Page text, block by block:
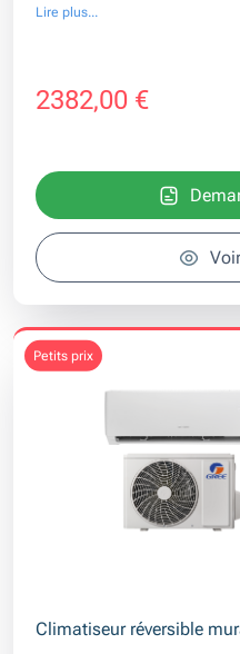
Lire plus...
2382,00 €
petits prix
Climatiseur réversible